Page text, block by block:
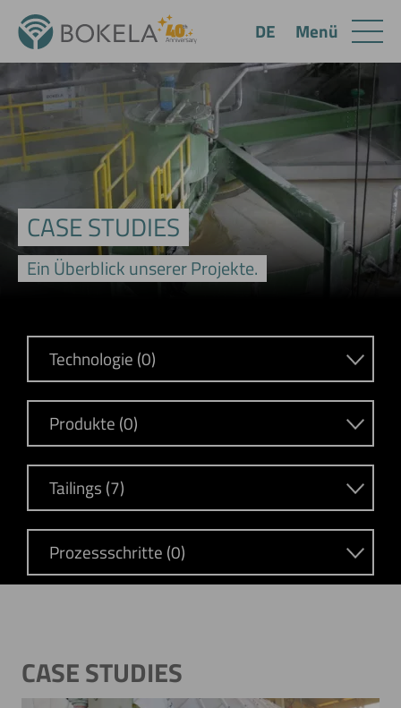
CASE STUDIES
Ein Überblick unserer Projekte.
Technologie (0)
Produkte (0)
Tailings (7)
Prozessschritte (0)
CASE STUDIES
Menü
DE